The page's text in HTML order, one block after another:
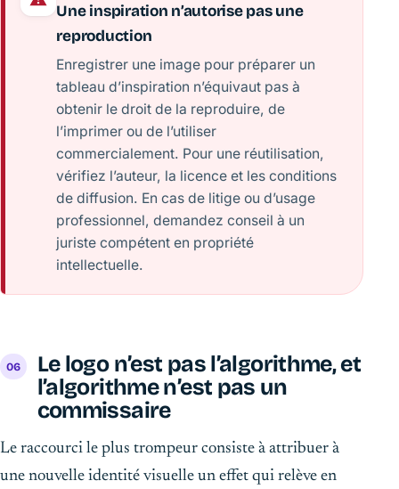
Une inspiration n’autorise pas une
reproduction
Enregistrer une image pour préparer un
tableau d’inspiration n’équivaut pas à
obtenir le droit de la reproduire, de
l’imprimer ou de l’utiliser
commercialement. Pour une réutilisation,
vérifiez l’auteur, la licence et les conditions
de diffusion. En cas de litige ou d’usage
professionnel, demandez conseil à un
juriste compétent en propriété
intellectuelle.
Le logo n’est pas l’algorithme, et
l’algorithme n’est pas un
commissaire
Le raccourci le plus trompeur consiste à attribuer à
une nouvelle identité visuelle un effet qui relève en